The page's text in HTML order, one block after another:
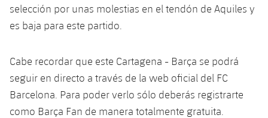
Calendario
Clasificaciones
Fotos
Voleibol masculino
Apúntate a las amateurs
PLUSICON
MÁS
VALORANT Rising
VALORANT Game Changers
selección por unas molestias en el tendón de Aquiles y
es baja para este partido.
Cabe recordar que este Cartagena - Barça se podrá
seguir en directo a través de la web oficial del FC
Barcelona. Para poder verlo sólo deberás registrarte
como Barça Fan de manera totalmente gratuita.